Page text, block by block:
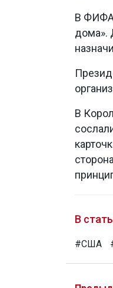
В ФИФА
дома».
В
В
#США